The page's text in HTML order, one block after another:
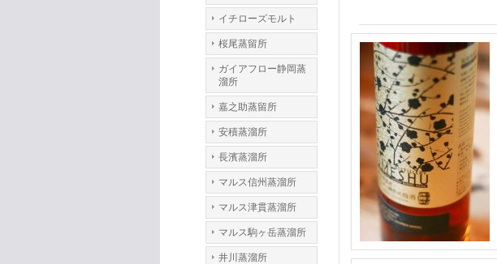
イチローズモルト
桜尾蒸留所
ガイアフロー静岡蒸
溜所
嘉之助蒸留所
安積蒸溜所
長濱蒸溜所
マルス信州蒸溜所
マルス津貫蒸溜所
マルス駒ヶ岳蒸溜所
井川蒸溜所